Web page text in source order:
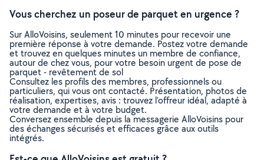
Vous cherchez un poseur de parquet en urgence ?
Sur AlloVoisins, seulement 10 minutes pour recevoir une
première réponse à votre demande. Postez votre demande
et trouvez en quelques minutes un membre de confiance,
autour de chez vous, pour votre besoin urgent de pose de
parquet - revêtement de sol
Consultez les profils des membres, professionnels ou
particuliers, qui vous ont contacté. Présentation, photos de
réalisation, expertises, avis : trouvez l'offreur idéal, adapté à
votre demande et à votre budget.
Conversez ensemble depuis la messagerie AlloVoisins pour
des échanges sécurisés et efficaces grâce aux outils
intégrés.